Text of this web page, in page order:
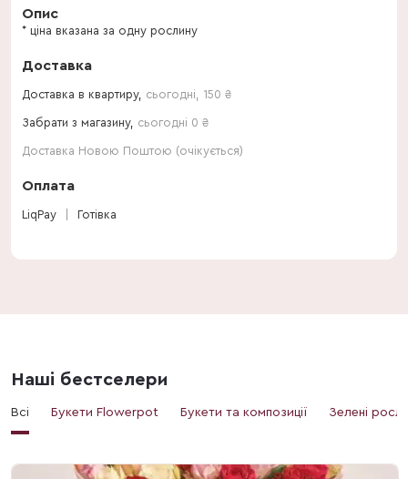
Опис
* ціна вказана за одну рослину
Доставка
Доставка в квартиру, сьогодні 150 ₴
Забрати з магазину, сьогодні 0 ₴
Доставка Новою Поштою (очікується)
Оплата
LiqPay Готівка
Наші бестселери
Всі Букети Flowerpot Букети та композиції Зелені